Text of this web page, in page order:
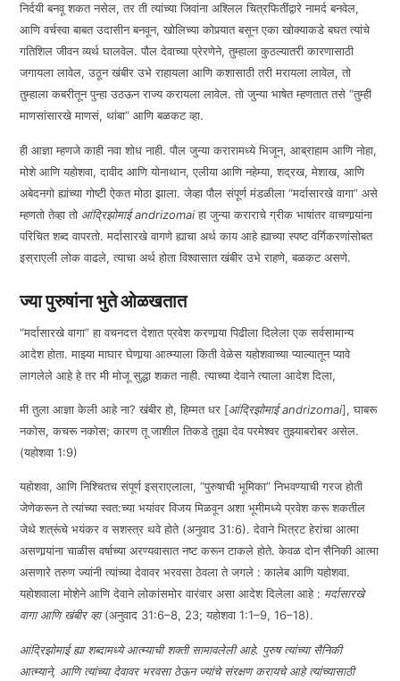
निर्दयी बनवू शकत नसेल, तर ती त्यांच्या जिवांना अश्लिल चित्रफितींद्वारे नामर्द बनवेल,
आणि वर्चस्वा बाबत उदासीन बनवून, खोलिच्या कोपर्‍यात बसून एका खोक्याकडे बघत त्यांचे
गतिशिल जीवन व्यर्थ घालवेल. पौल देवाच्या प्रेरणेने, तुम्हाला कुठल्यातरी कारणासाठी
जगायला लावेल, उठून खंबीर उभे राहायला आणि कशासाठी तरी मरायला लावेल, तो
तुम्हाला कबरीतून पुन्हा उठऊन राज्य करायला लावेल. तो जुन्या भाषेत म्हणतात तसे “तुम्ही
माणसांसारखे माणसं, थांबा” आणि बळकट व्हा.
ही आज्ञा म्हणजे काही नवा शोध नाही. पौल जुन्या करारामध्ये भिजून, आब्राहाम आणि नोहा,
मोशे आणि यहोशवा, दावीद आणि योनाथान, एलीया आणि नहेम्या, शद्रख, मेशाख, आणि
अबेदनगो ह्यांच्या गोष्टी ऐकत मोठा झाला. जेव्हा पौल संपूर्ण मंडळीला “मर्दासारखे वागा” असे
म्हणतो तेव्हा तो आंद्रिझोमाई andrizomai हा जुन्या कराराचे ग्रीक भाषांतर वाचणार्‍यांना
परिचित शब्द वापरतो. मर्दासारखे वागणे ह्याचा अर्थ काय आहे ह्याच्या स्पष्ट वर्गिकरणांसोबत
इस्राएली लोक वाढले, त्याचा अर्थ होता विश्वासात खंबीर उभे राहणे, बळकट असणे.
ज्या पुरुषांना भुते ओळखतात
“मर्दासारखे वागा” हा वचनदत्त देशात प्रवेश करणार्‍या पिढीला दिलेला एक सर्वसामान्य
आदेश होता. माझ्या माघार घेणार्‍या आत्म्याला किती वेळेस यहोशवाच्या प्याल्यातून प्यावे
लागलेले आहे हे तर मी मोजू सुद्धा शकत नाही. त्याच्या देवाने त्याला आदेश दिला,
मी तुला आज्ञा केली आहे ना? खंबीर हो, हिम्मत धर [आंद्रिझोमाईandrizomai], घाबरू
नकोस, कचरू नकोस; कारण तू जाशील तिकडे तुझा देव परमेश्वर तुझ्याबरोबर असेल.
(यहोशवा 1:9)
यहोशवा, आणि निश्चितच संपूर्ण इस्राएलाला, “पुरुषाची भूमिका” निभवण्याची गरज होती
जेणेकरून ते त्यांच्या स्वत:च्या भयांवर विजय मिळवून अशा भूमीमध्ये प्रवेश करू शकतील
जेथे शत्रूंचे भयंकर व सशस्त्र थवे होते (अनुवाद 31:6). देवाने भित्रट हेरांचा आत्मा
असणार्‍यांना चाळीस वर्षाच्या अरण्यवासात नष्ट करून टाकले होते. केवळ दोन सैनिकी आत्मा
असणारे तरुण ज्यांनी त्यांच्या देवावर भरवसा ठेवला ते जगले : कालेब आणि यहोशवा.
यहोशवाला मोशेने आणि देवाने लोकांसमोर वारंवार असा आदेश दिलेला आहे : मर्दासारखे
वागा आणि खंबीर व्हा(अनुवाद 31:6–8, 23; यहोशवा 1:1–9, 16–18).
आंद्रिझोमाई ह्या शब्दामध्ये आत्म्याची शक्ती सामावलेली आहे. पुरुष त्यांच्या सैनिकी
आत्म्याने, आणि त्यांच्या देवावर भरवसा ठेऊन ज्यांचे संरक्षण करायचे आहे त्यांच्यासाठी